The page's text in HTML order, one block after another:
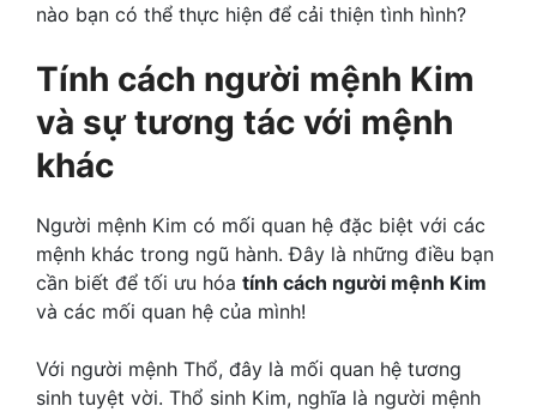
nào bạn có thể thực hiện để cải thiện tình hình?
Tính cách người mệnh Kim
và sự tương tác với mệnh
khác
Người mệnh Kim có mối quan hệ đặc biệt với các
mệnh khác trong ngũ hành. Đây là những điều bạn
cần biết để tối ưu hóa tính cách người mệnh Kim
và các mối quan hệ của mình!
Với người mệnh Thổ, đây là mối quan hệ tương
sinh tuyệt vời. Thổ sinh Kim, nghĩa là người mệnh